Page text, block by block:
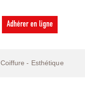
Adhérer en ligne
Coiffure - Esthétique